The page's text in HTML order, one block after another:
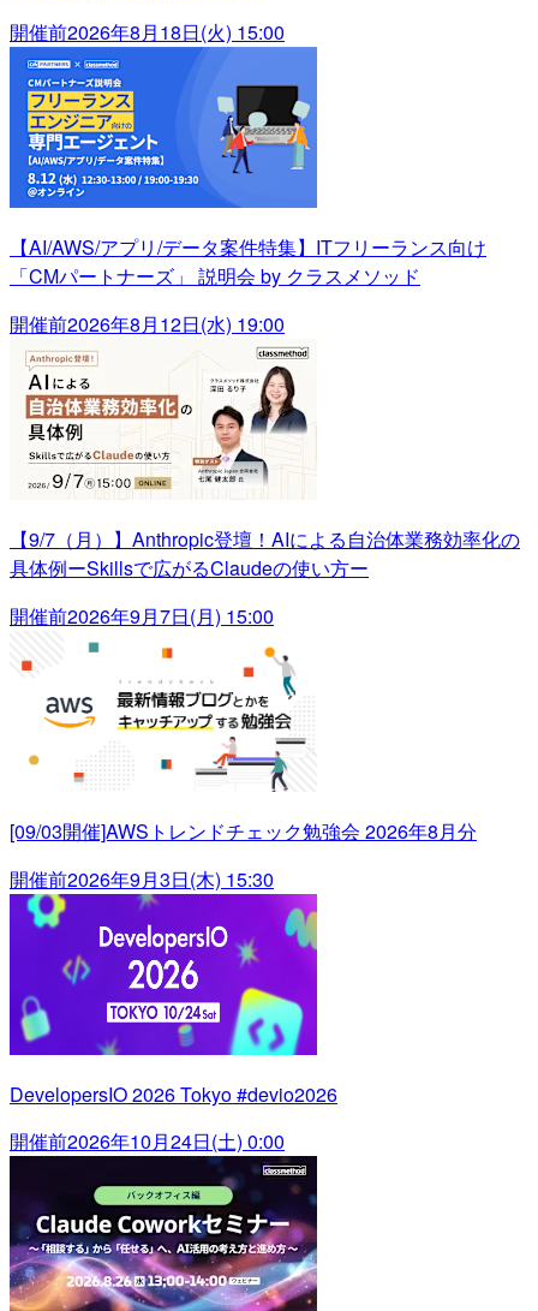
開催前2026年8月18日(火) 15:00
【AI/AWS/アプリ/データ案件特集】ITフリーランス向け
「CMパートナーズ」 説明会 by クラスメソッド
開催前2026年8月12日(水) 19:00
【9/7（月）】Anthropic登壇！AIによる自治体業務効率化の
具体例ーSkillsで広がるClaudeの使い方ー
開催前2026年9月7日(月) 15:00
[09/03開催]AWSトレンドチェック勉強会 2026年8月分
開催前2026年9月3日(木) 15:30
DevelopersIO 2026 Tokyo #devio2026
開催前2026年10月24日(土) 0:00